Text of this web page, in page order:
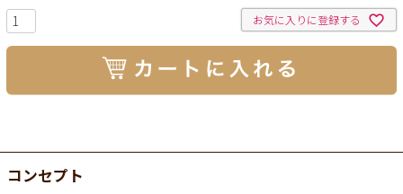
お気に入りに登録する
コンセプト